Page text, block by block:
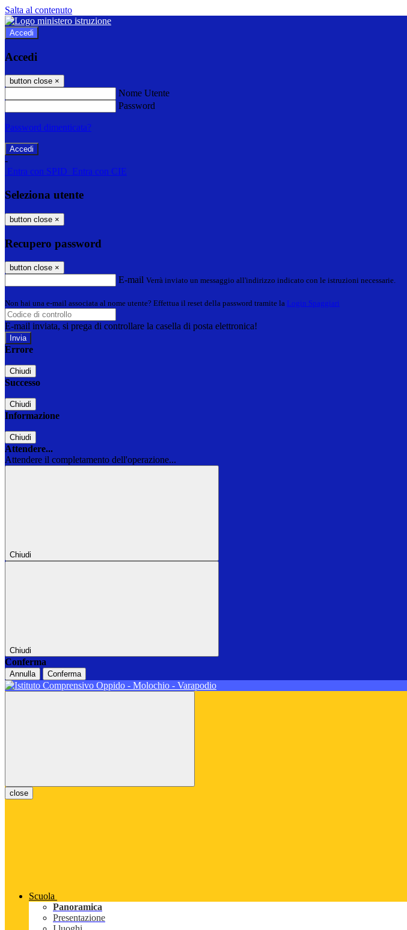
Salta al contenuto
Accedi
Accedi
button close ×
Nome Utente
Password
Password dimenticata?
-
Entra con SPID Entra con CIE
Seleziona utente
button close ×
Recupero password
button close ×
E-mail Verrà inviato un messaggio all'indirizzo indicato con le istruzioni necessarie.
Non hai una e-mail associata al nome utente? Effettua il reset della password tramite la Login Spaggiari
E-mail inviata, si prega di controllare la casella di posta elettronica!
Errore
Chiudi
Successo
Chiudi
Informazione
Chiudi
Attendere...
Attendere il completamento dell'operazione...
Chiudi
Chiudi
Conferma
Annulla Conferma
close
Scuola
Panoramica
Presentazione